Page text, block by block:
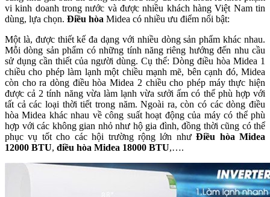
vi kinh doanh trong nước và được nhiều khách hàng Việt Nam tin
dùng, lựa chọn. Điều hòa Midea có nhiều ưu điểm nổi bật:
Một là, được thiết kế đa dạng với nhiều dòng sản phẩm khác nhau.
Mỗi dòng sản phẩm có những tính năng riêng hướng đến nhu cầu
sử dụng cần thiết của người dùng. Cụ thể: Dòng điều hòa Midea 1
chiều cho phép làm lạnh một chiều mạnh mẽ, bên cạnh đó, Midea
còn cho ra dòng điều hòa Midea 2 chiều cho phép máy thực hiện
được cả 2 tính năng vừa làm lạnh vừa sưởi ấm có thể phù hợp với
tất cả các loại thời tiết trong năm. Ngoài ra, còn có các dòng điều
hòa Midea khác nhau về công suất hoạt động của máy có thể phù
hợp với các không gian nhỏ như hộ gia đình, đồng thời cũng có thể
phục vụ tốt cho các hội trường rộng lớn nhưĐiều hòa Midea
12000 BTU, điều hòa Midea 18000 BTU,….